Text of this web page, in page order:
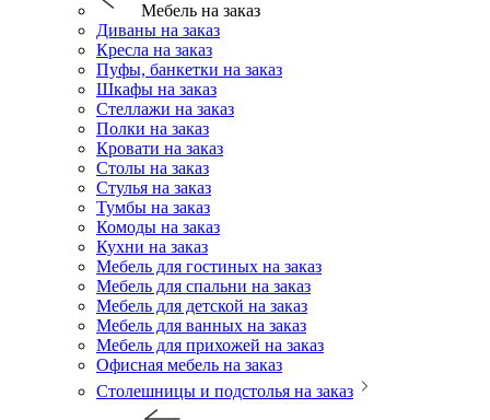
Мебель на заказ
Диваны на заказ
Кресла на заказ
Пуфы, банкетки на заказ
Шкафы на заказ
Стеллажи на заказ
Полки на заказ
Кровати на заказ
Столы на заказ
Стулья на заказ
Тумбы на заказ
Комоды на заказ
Кухни на заказ
Мебель для гостиных на заказ
Мебель для спальни на заказ
Мебель для детской на заказ
Мебель для ванных на заказ
Мебель для прихожей на заказ
Офисная мебель на заказ
Столешницы и подстолья на заказ